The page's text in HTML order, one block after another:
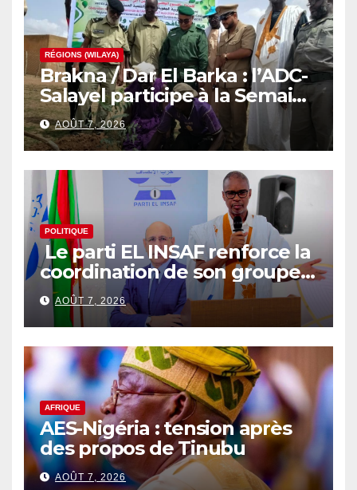
RÉGIONS (WILAYA)
Brakna / Dar El Barka : l’ADC-
Salayel participe à la Semaine
nationale de l’arbre
AOÛT 7, 2026
POLITIQUE
Le parti EL INSAF renforce la
coordination de son groupe
parlementaire
AOÛT 7, 2026
AFRIQUE
AES-Nigéria : tension après
des propos de Tinubu
AOÛT 7, 2026